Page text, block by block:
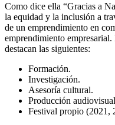
Como dice ella “Gracias a
la equidad y la inclusión a
de un emprendimiento en
emprendimiento
destacan las siguientes:
Formación.
Investigación.
Asesoría cultural.
Producción
Festival propio (2021,